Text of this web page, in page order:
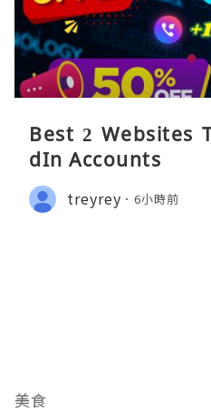
Best 2 Websites
dIn Accounts
treyrey 6小時前
美食